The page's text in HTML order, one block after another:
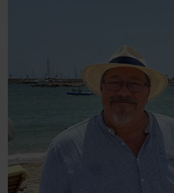
arv, angst, familieliv, frygten
at miste stemmen og den
livsglæde, han nægter at give
på.